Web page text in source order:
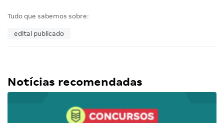
Tudo que sabemos sobre:
edital publicado
Notícias recomendadas